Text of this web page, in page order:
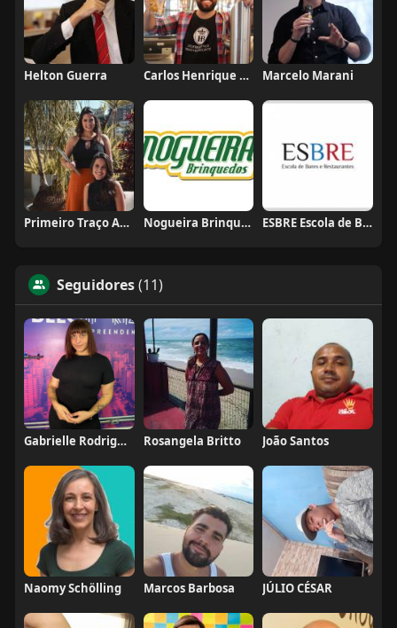
Helton Guerra Carlos Henrique de Faria Vasconcelos Marcelo Marani
Primeiro Traço Arquitetura Nogueira Brinquedos ESBRE Escola de Bares e Restaurantes
Seguidores(11)
Gabrielle Rodrigues Rosangela Britto João Santos
Naomy Schölling Marcos Barbosa JÚLIO CÉSAR